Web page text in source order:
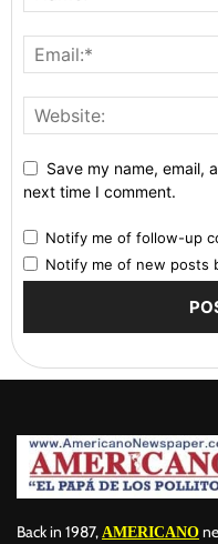
Save my name, email,
next time I comment.
Notify me of follow-up
Notify me of new posts
Back in 1987, AMERICANO